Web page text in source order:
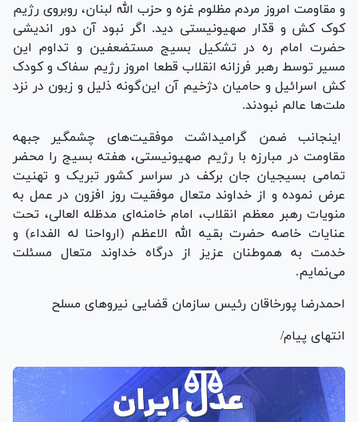
و مقاومت امروز مردم مظلوم غزه و حزب الله لبنان، روبروی رژیم
کوک کش و قدّار صهیونیستی دید. اگر نبود آن دور اندیشی
حضرت امام ره در تشکیل بسیج مستضعفین و تداوم این
مسیر توسط رهبر فرزانه انقلاب قطعا امروز رژیم سفاک و کودک
کش اسرائیل و حامیان دژخیم آن این‌گونه ذلیل و زبون در نزد
ملت‌ها عالم نبودند.
اینجانب ضمن گرامیداشت موفقیت‌های چشمگیر جبهه
مقاومت در مبارزه با رژیم صهیونیستی، هفته بسیج را محضر
تمامی بسیجیان جان برکف در سراسر کشور تبریک و تهنیت
عرض نموده و از خداوند متعال موفقیت روز افزون در عمل به
منویات رهبر معظم انقلاب، امام خامنه‌ای مدظله العالی، تحت
عنایات خاصه حضرت بقیه الله الاعظم (ارواحنا له الفداء) و
خدمت به هموطنان عزیز از درگاه خداوند متعال مسئلت
می‌نمایم.
احمدرضا پورخاقان رئیس سازمان قضایی نیرو‌های مسلح
انتهای پیام/